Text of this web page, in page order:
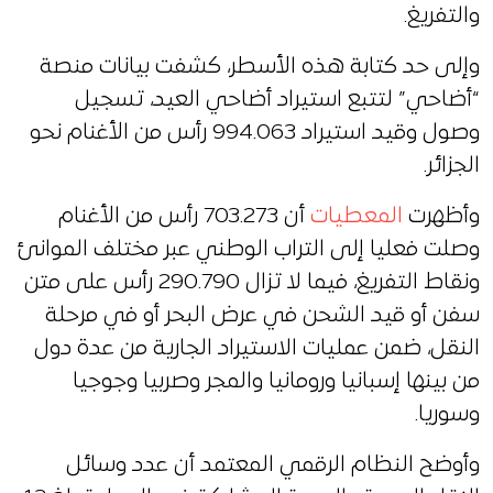
والتفريغ.
وإلى حد كتابة هذه الأسطر، كشفت بيانات منصة
“أضاحي” لتتبع استيراد أضاحي العيد، تسجيل
وصول وقيد استيراد 994.063 رأس من الأغنام نحو
الجزائر.
وأظهرت المعطيات
أن 703.273 رأس من الأغنام
وصلت فعليا إلى التراب الوطني عبر مختلف الموانئ
ونقاط التفريغ، فيما لا تزال 290.790 رأس على متن
سفن أو قيد الشحن في عرض البحر أو في مرحلة
النقل، ضمن عمليات الاستيراد الجارية من عدة دول
من بينها إسبانيا ورومانيا والمجر وصربيا وجوجيا
وسوريا.
وأوضح النظام الرقمي المعتمد أن عدد وسائل